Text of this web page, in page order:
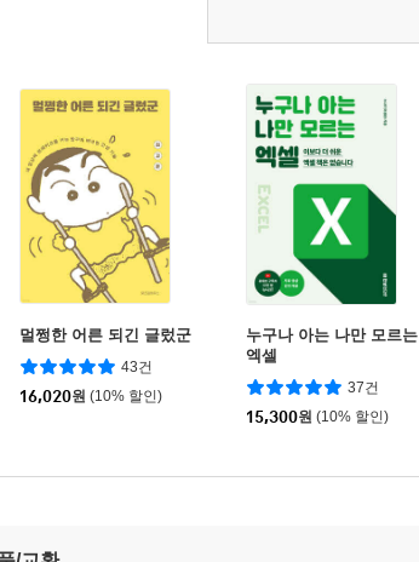
멀쩡한 어른 되긴 글렀군
43건
16,020원 (10% 할인)
누구나 아는 나만 모르는
엑셀
37건
15,300원 (10% 할인)